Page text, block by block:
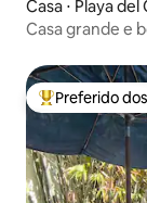
Casa ⋅ Playa
Casa grande e
Entre os
Preferido